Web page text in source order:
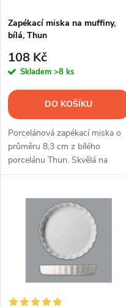
p
r
o
d
u
s
p
r
o
d
u
Zapékací miska na muffiny,
bílá, Thun
108 Kč
Skladem >8 ks
DO KOŠÍKU
Porcelánová zapékací miska o
průměru 8,3 cm z bílého
porcelánu Thun. Skvělá na
muffiny, crème brûlée, paštiky i